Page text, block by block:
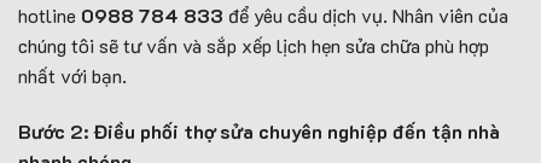
hotline 0988 784 833 để yêu cầu dịch vụ. Nhân viên của
chúng tôi sẽ tư vấn và sắp xếp lịch hẹn sửa chữa phù hợp
nhất với bạn.
Bước 2: Điều phối thợ sửa chuyên nghiệp đến tận nhà